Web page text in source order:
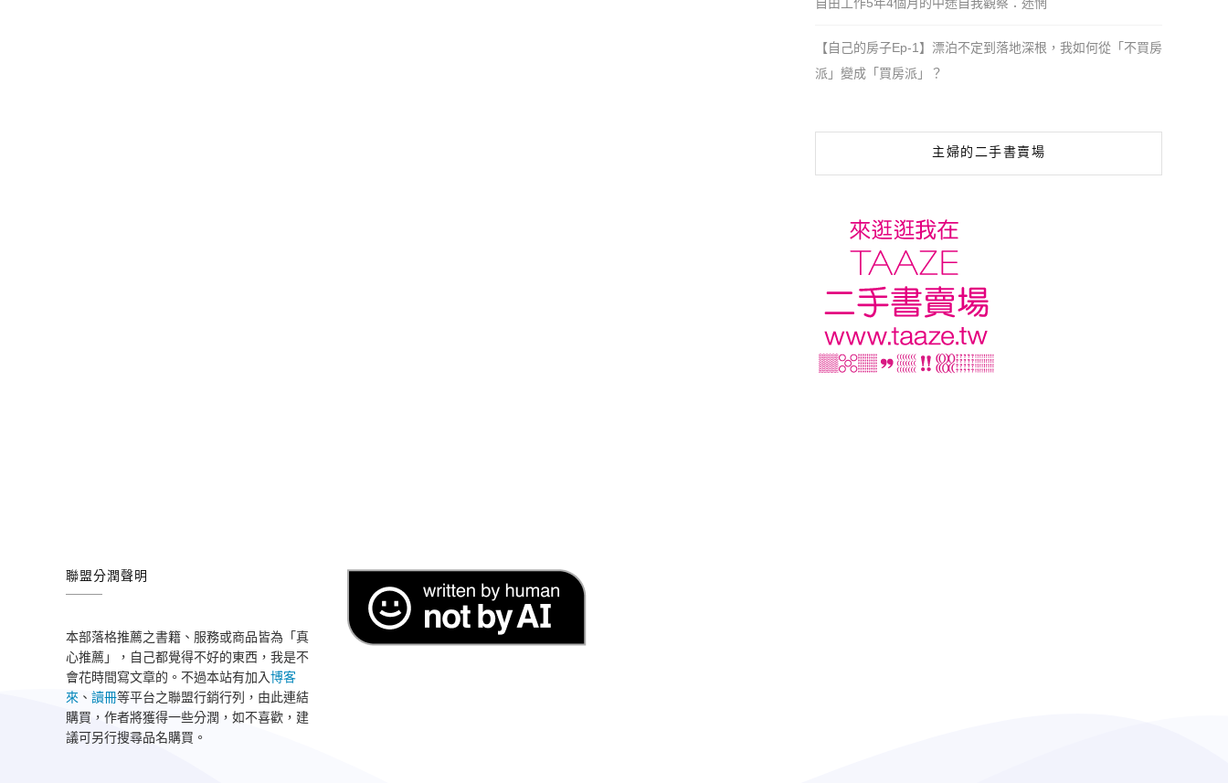
【自己的房子Ep-1】漂泊不定到落地深根，我如何從「不買房
派」變成「買房派」？
主婦的二手書賣場
聯盟分潤聲明
本部落格推薦之書籍、服務或商品皆為「真
心推薦」，自己都覺得不好的東西，我是不
會花時間寫文章的。不過本站有加入博客
來 、 讀冊等平台之聯盟行銷行列，由此連結
購買，作者將獲得一些分潤，如不喜歡，建
議可另行搜尋品名購買。